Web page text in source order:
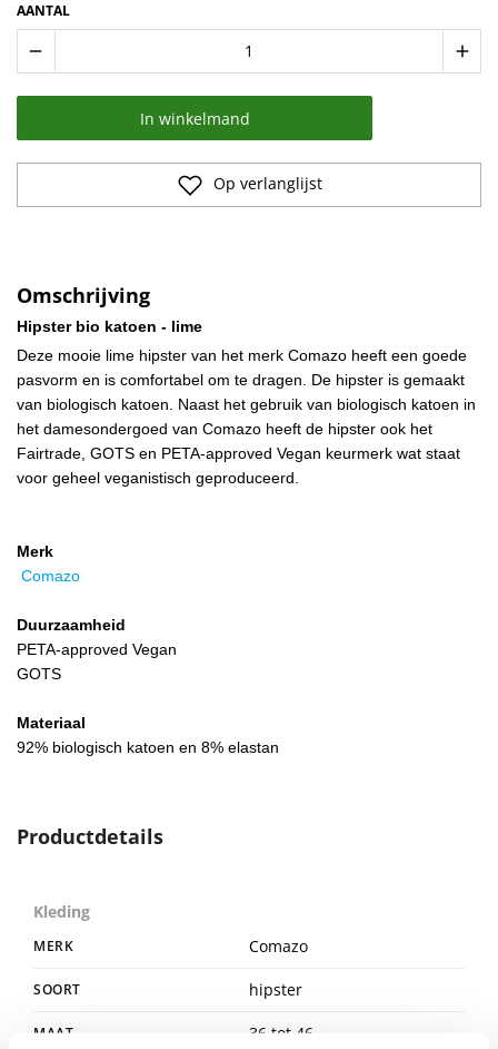
AANTAL
remove add
In winkelmand
Op verlanglijst
Omschrijving
Hipster bio katoen - lime
Deze mooie lime hipster van het merk Comazo heeft een goede
pasvorm en is comfortabel om te dragen. De hipster is gemaakt
van biologisch katoen. Naast het gebruik van biologisch katoen in
het damesondergoed van Comazo heeft de hipster ook het
Fairtrade, GOTS en PETA-approved Vegan keurmerk wat staat
voor geheel veganistisch geproduceerd.
Merk
Comazo
Duurzaamheid
PETA-approved Vegan
GOTS
Materiaal
92% biologisch katoen en 8% elastan
Productdetails
Kleding
MERK Comazo
SOORT hipster
MAAT 36 tot 46